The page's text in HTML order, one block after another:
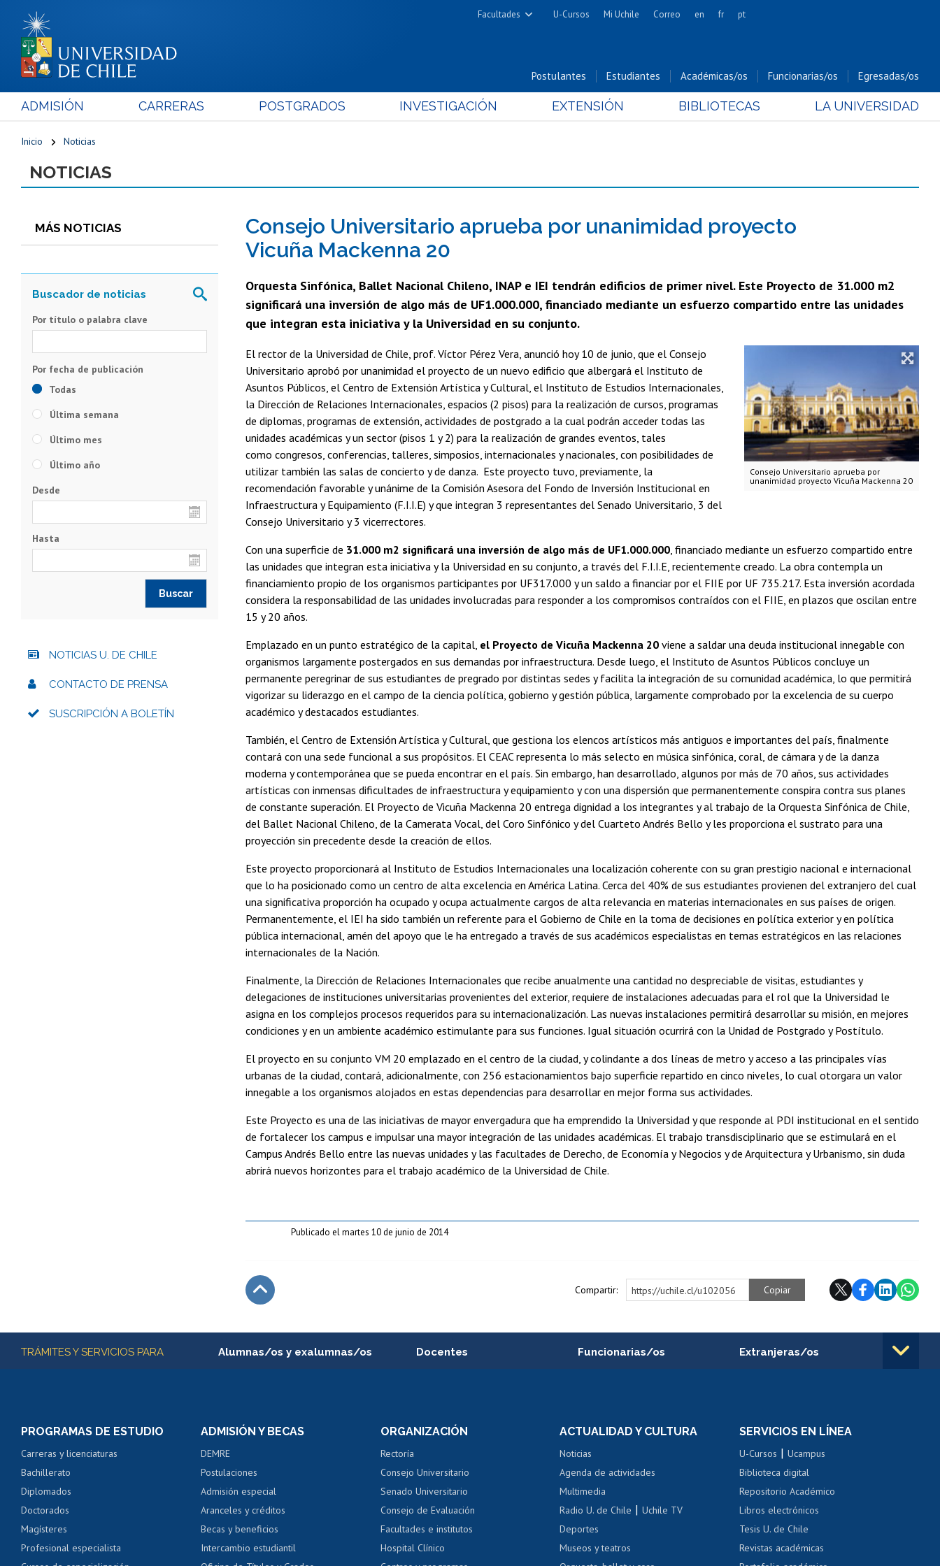
Facultades
Cs. Físicas y Matemáticas
Cs. Forestales y Conservación
Cs. Químicas y Farmacéuticas
Cs. Sociales
Estudios Avanzados en Educación
Estudios Internacionales
Nutrición y Tecnología de
Bachillerato
U-Cursos Mi Uchile Correo en fr pt
Postulantes Estudiantes Académicas/os Funcionarias/os Egresadas/os
ADMISIÓN CARRERAS POSTGRADOS INVESTIGACIÓN EXTENSIÓN BIBLIOTECAS LA UNIVERSIDAD
Inicio Noticias
NOTICIAS
MÁS NOTICIAS
Consejo Universitario aprueba por unanimidad proyecto
Vicuña Mackenna 20
Orquesta Sinfónica, Ballet Nacional Chileno, INAP e IEI tendrán edificios de primer nivel. Este Proyecto de 31.000 m2
significará una inversión de algo más de UF1.000.000, financiado mediante un esfuerzo compartido entre las unidades
que integran esta iniciativa y la Universidad en su conjunto.
Consejo Universitario aprueba por
unanimidad proyecto Vicuña Mackenna 20
El rector de la Universidad de Chile, prof. Víctor Pérez Vera, anunció hoy 10 de junio, que el Consejo
Universitario aprobó por unanimidad el proyecto de un nuevo edificio que albergará el Instituto de
Asuntos Públicos, el Centro de Extensión Artística y Cultural, el Instituto de Estudios Internacionales,
la Dirección de Relaciones Internacionales, espacios (2 pisos) para la realización de cursos, programas
de diplomas, programas de extensión, actividades de postgrado a la cual podrán acceder todas las
unidades académicas y un sector (pisos 1 y 2) para la realización de grandes eventos, tales
como congresos, conferencias, talleres, simposios, internacionales y nacionales, con posibilidades de
utilizar también las salas de concierto y de danza. Este proyecto tuvo, previamente, la
recomendación favorable y unánime de la Comisión Asesora del Fondo de Inversión Institucional en
Infraestructura y Equipamiento (F.I.I.E) y que integran 3 representantes del Senado Universitario, 3 del
Consejo Universitario y 3 vicerrectores.
Con una superficie de 31.000 m2 significará una inversión de algo más de UF1.000.000 , financiado mediante un esfuerzo compartido entre
las unidades que integran esta iniciativa y la Universidad en su conjunto, a través del F.I.I.E, recientemente creado. La obra contempla un
financiamiento propio de los organismos participantes por UF317.000 y un saldo a financiar por el FIIE por UF 735.217. Esta inversión acordada
considera la responsabilidad de las unidades involucradas para responder a los compromisos contraídos con el FIIE, en plazos que oscilan entre
15 y 20 años.
Emplazado en un punto estratégico de la capital, el Proyecto de Vicuña Mackenna 20 viene a saldar una deuda institucional innegable con
organismos largamente postergados en sus demandas por infraestructura. Desde luego, el Instituto de Asuntos Públicos concluye un
permanente peregrinar de sus estudiantes de pregrado por distintas sedes y facilita la integración de su comunidad académica, lo que permitirá
vigorizar su liderazgo en el campo de la ciencia política, gobierno y gestión pública, largamente comprobado por la excelencia de su cuerpo
académico y destacados estudiantes.
También, el Centro de Extensión Artística y Cultural, que gestiona los elencos artísticos más antiguos e importantes del país, finalmente
contará con una sede funcional a sus propósitos. El CEAC representa lo más selecto en música sinfónica, coral, de cámara y de la danza
moderna y contemporánea que se pueda encontrar en el país. Sin embargo, han desarrollado, algunos por más de 70 años, sus actividades
artísticas con inmensas dificultades de infraestructura y equipamiento y con una dispersión que permanentemente conspira contra sus planes
de constante superación. El Proyecto de Vicuña Mackenna 20 entrega dignidad a los integrantes y al trabajo de la Orquesta Sinfónica de Chile,
del Ballet Nacional Chileno, de la Camerata Vocal, del Coro Sinfónico y del Cuarteto Andrés Bello y les proporciona el sustrato para una
proyección sin precedente desde la creación de ellos.
Este proyecto proporcionará al Instituto de Estudios Internacionales una localización coherente con su gran prestigio nacional e internacional
que lo ha posicionado como un centro de alta excelencia en América Latina. Cerca del 40% de sus estudiantes provienen del extranjero del cual
una significativa proporción ha ocupado y ocupa actualmente cargos de alta relevancia en materias internacionales en sus países de origen.
Permanentemente, el IEI ha sido también un referente para el Gobierno de Chile en la toma de decisiones en política exterior y en política
pública internacional, amén del apoyo que le ha entregado a través de sus académicos especialistas en temas estratégicos en las relaciones
internacionales de la Nación.
Finalmente, la Dirección de Relaciones Internacionales que recibe anualmente una cantidad no despreciable de visitas, estudiantes y
delegaciones de instituciones universitarias provenientes del exterior, requiere de instalaciones adecuadas para el rol que la Universidad le
asigna en los complejos procesos requeridos para su internacionalización. Las nuevas instalaciones permitirá desarrollar su misión, en mejores
condiciones y en un ambiente académico estimulante para sus funciones. Igual situación ocurrirá con la Unidad de Postgrado y Postítulo.
El proyecto en su conjunto VM 20 emplazado en el centro de la ciudad, y colindante a dos líneas de metro y acceso a las principales vías
urbanas de la ciudad, contará, adicionalmente, con 256 estacionamientos bajo superficie repartido en cinco niveles, lo cual otorgara un valor
innegable a los organismos alojados en estas dependencias para desarrollar en mejor forma sus actividades.
Este Proyecto es una de las iniciativas de mayor envergadura que ha emprendido la Universidad y que responde al PDI institucional en el sentido
de fortalecer los campus e impulsar una mayor integración de las unidades académicas. El trabajo transdisciplinario que se estimulará en el
Campus Andrés Bello entre las nuevas unidades y las facultades de Derecho, de Economía y Negocios y de Arquitectura y Urbanismo, sin duda
abrirá nuevos horizontes para el trabajo académico de la Universidad de Chile.
Publicado el martes 10 de junio de 2014
Compartir: https://uchile.cl/u102056 Copiar
Por título o palabra clave
Todas
Última semana
Último mes
Último año
Desde
Hasta
NOTICIAS U. DE CHILE
CONTACTO DE PRENSA
SUSCRIPCIÓN A BOLETÍN
Más información
TRÁMITES Y SERVICIOS PARA Alumnas/os y exalumnas/os
Consulta y certificado de notas
Servicio médico y dental
Pago de arancel y crédito alumnos
Pago de arancel y crédito exalumnos
Certificado de títulos y grados
Docentes
Perfeccionamiento
Evaluación docente
Calificación académica
Postulación al AUCAI
Funcionarias/os
Portal de movilidad interna
Certificado de renta
Certificado de renta
Gestión de correo uchile
Extranjeras/os
Movilidad Estudiantil
Cursos de español
Acoso laboral, sexual y violencia
PROGRAMAS DE ESTUDIO
Carreras y licenciaturas
Bachillerato
Diplomados
Doctorados
Magísteres
Profesional especialista
ADMISIÓN Y BECAS
DEMRE
Postulaciones
Admisión especial
Aranceles y créditos
Becas y beneficios
Intercambio estudiantil
ORGANIZACIÓN
Rectoría
Consejo Universitario
Senado Universitario
Consejo de Evaluación
Facultades e institutos
Hospital Clínico
ACTUALIDAD Y CULTURA
Noticias
Agenda de actividades
Multimedia
Radio U. de Chile |Uchile TV
Deportes
Museos y teatros
SERVICIOS EN LÍNEA
U-Cursos |Ucampus
Biblioteca digital
Repositorio Académico
Libros electrónicos
Tesis U. de Chile
Revistas académicas